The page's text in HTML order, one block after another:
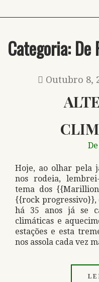
Categoria:De
Outubro 8,
Hoje, ao olhar pela
nos rodeia,
tema dos
{{rock progressivo}},
há 35 anos já se
climáticas e
estações e esta
nos assola cada vez